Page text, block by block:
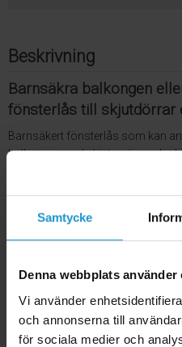
Samtycke
Denna webbplats använder
Vi använder
och annonserna till
för sociala medier och
Beskrivning
Barnsäkra balkongen
fönsterlås till skjutdörrar
Barnsäkert fönsterlås som kan
balkonger med skjutpartier och
på skenan med hjälp av
1. Skruva fast låset ordentligt på
skjutdörrarna med medföljande